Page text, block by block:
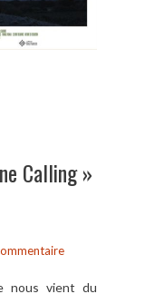
Calling »
nous vient du